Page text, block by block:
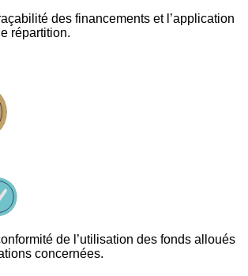
des financements et l’application
répartition.
de l’utilisation des fonds alloués
concernées.